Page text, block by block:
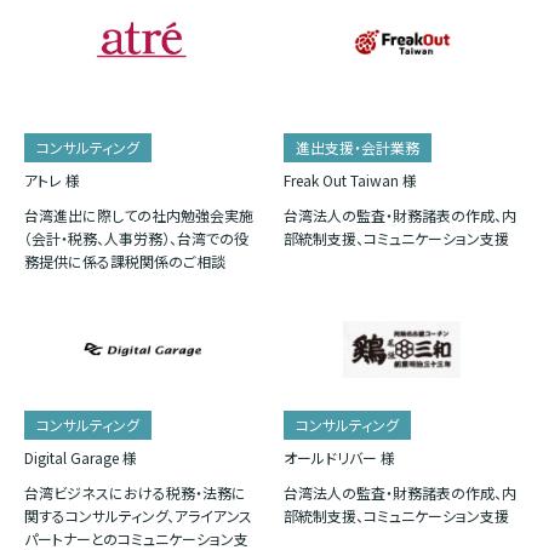
コンサルティング
アトレ 様
台湾進出に際しての社内勉強会実施
（会計・税務、人事労務）、台湾での役
務提供に係る課税関係のご相談
進出支援・会計業務
Freak Out Taiwan 様
台湾法人の監査・財務諸表の作成、内
部統制支援、コミュニケーション支援
コンサルティング
Digital Garage 様
台湾ビジネスにおける税務・法務に
関するコンサルティング、アライアンス
パートナーとのコミュニケーション支
コンサルティング
オールドリバー 様
台湾法人の監査・財務諸表の作成、内
部統制支援、コミュニケーション支援